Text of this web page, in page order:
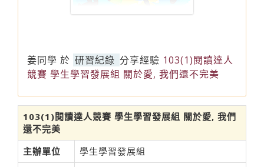
姜同學 於 研習紀錄 分享經驗 103(1)閱讀達人
競賽 學生學習發展組 關於愛, 我們還不完美
103(1)閱讀達人競賽 學生學習發展組 關於愛, 我們
還不完美
主辦單位
學生學習發展組